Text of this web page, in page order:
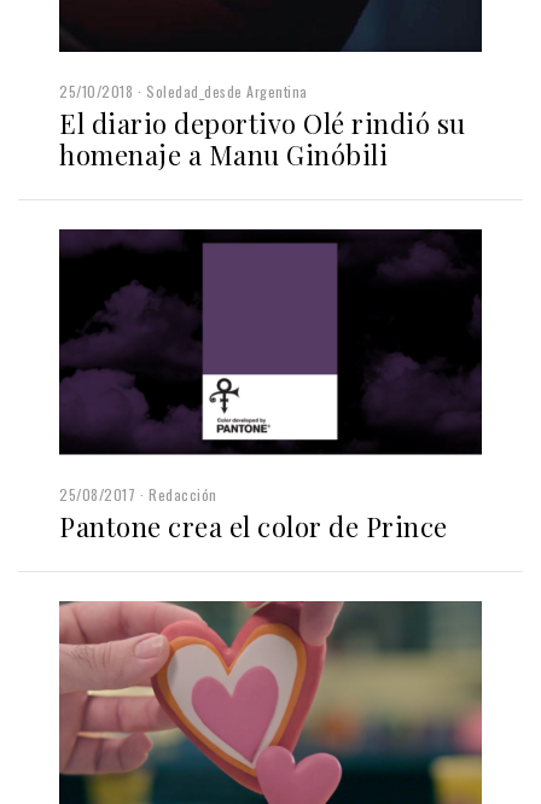
25/10/2018 Soledad_desde Argentina
El diario deportivo Olé rindió su
homenaje a Manu Ginóbili
25/08/2017 Redacción
Pantone crea el color de Prince